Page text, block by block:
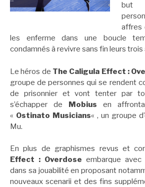
but
affres
les enferme dans une boucle
condamnés à revivre sans fin leurs trois
Le héros de The Caligula Effect :
groupe de personnes qui se rendent
de prisonnier et vont tenter par
s’échapper de Mobius en
« Ostinato Musicians« , un groupe
Mu.
En plus de graphismes revus et
Effect : Overdose embarque
dans sa jouabilité en proposant
nouveaux scenarii et des fins